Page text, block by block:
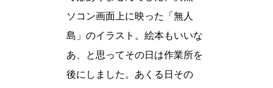
ソコン画面上に映った「無人
島」のイラスト。絵本もいいな
あ、と思ってその日は作業所を
後にしました。あくる日その